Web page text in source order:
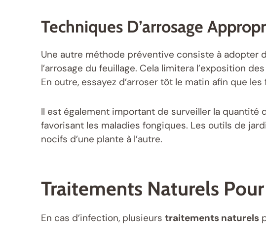
Techniques D’arrosage
Une autre méthode préventive consiste à adopter
l’arrosage du feuillage. Cela limitera l’exposition
En outre, essayez d’arroser tôt le matin afin que
Il est également important de surveiller la quantité
favorisant les maladies fongiques. Les outils de
nocifs d’une plante à l’autre.
Traitements Naturels
En cas d’infection, plusieurs traitements naturels